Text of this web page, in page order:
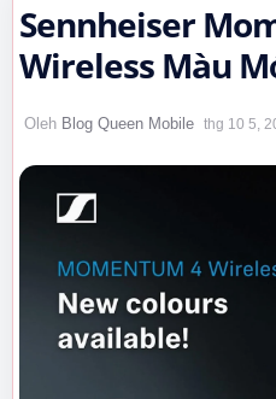
Sennheiser
Wireless Màu
Hi-End, Thời
Mọi Đối…